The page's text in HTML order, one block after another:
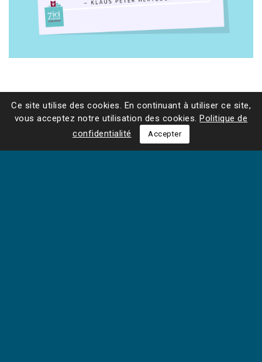
Ce site utilise des cookies. En continuant à utiliser ce site,
vous acceptez notre utilisation des cookies. Politique de
confidentialité
Accepter